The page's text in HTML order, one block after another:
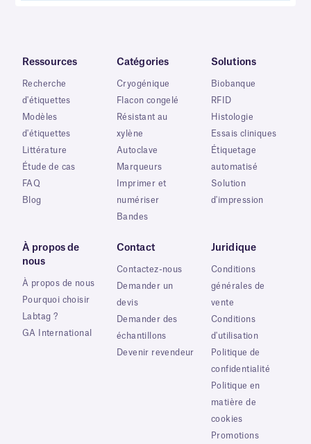
Ressources
Recherche
d'étiquettes
Modèles
d'étiquettes
Littérature
Étude de cas
FAQ
Blog
Catégories
Cryogénique
Flacon congelé
Résistant au
xylène
Autoclave
Marqueurs
Imprimer et
numériser
Bandes
Solutions
Biobanque
RFID
Histologie
Essais cliniques
Étiquetage
automatisé
Solution
d'impression
À propos de
nous
À propos de nous
Pourquoi choisir
Labtag ?
GA International
Contact
Contactez-nous
Demander un
devis
Demander des
échantillons
Devenir revendeur
Juridique
Conditions
générales de
vente
Conditions
d'utilisation
Politique de
confidentialité
Politique en
matière de
cookies
Promotions